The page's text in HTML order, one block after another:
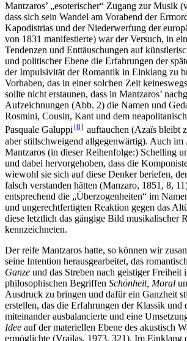
Mantzaros’ „esoterischer“ Zugang zur Musik
dass sich sein Wandel am Vorabend der
Kapodistrias und der Niederwerfung der
von 1831 manifestierte) war der Versuch, in
Tendenzen und Enttäuschungen auf
und politischer Ebene die Erfahrungen der
der Impulsivität der Romantik in Einklang zu
Vorhaben, das in einer solchen Zeit
sollte nicht erstaunen, dass in Mantzaros’
Aufzeichnungen (Abb. 2) die Namen und
Rosmini, Cousin, Kant und dem
Pasquale Galuppi 8
auftauchen (Azaïs bleibt
aber stillschweigend allgegenwärtig). Auch im
Mantzaros (in dieser Reihenfolge:) Schelling
und dabei hervorgehoben, dass die
wiewohl sie sich auf diese Denker beriefen,
falsch verstanden hätten (Manzaro, 1851, 8,
entsprechend die „Überzogenheiten“ im
und ungerechtfertigten Reaktion gegen das
diese letztlich das gängige Bild musikalischer
kennzeichneten.
Der reife Mantzaros hatte, so können wir
seine Intention herausgearbeitet, das romantisch
Ganze und das Streben nach geistiger Freiheit
philosophischen Begriffen Schönheit, Moral
Ausdruck zu bringen und dafür ein Ganzheit
erstellen, das die Erfahrungen der Klassik und
miteinander ausbalancierte und eine
Idee auf der materiellen Ebene des akustisch
ermöglichte (Vrailas, 1973, 321). Im Einklang